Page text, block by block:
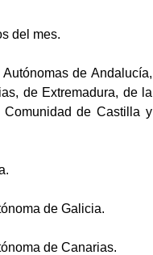
del mes.
de Andalucía,
de Extremadura, de la
de Castilla y
de Galicia.
de Canarias.